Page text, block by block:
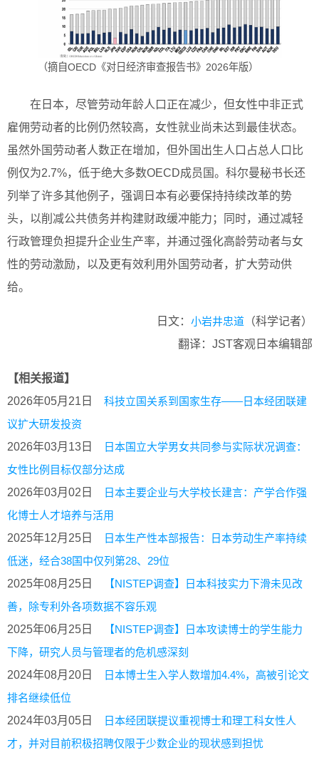
（摘自OECD《对日经济审查报告书》2026年版）
在日本，尽管劳动年龄人口正在减少，但女性中非正式
雇佣劳动者的比例仍然较高，女性就业尚未达到最佳状态。
虽然外国劳动者人数正在增加，但外国出生人口占总人口比
例仅为2.7%，低于绝大多数OECD成员国。科尔曼秘书长还
列举了许多其他例子，强调日本有必要保持持续改革的势
头，以削减公共债务并构建财政缓冲能力；同时，通过减轻
行政管理负担提升企业生产率，并通过强化高龄劳动者与女
性的劳动激励，以及更有效利用外国劳动者，扩大劳动供
给。
日文： 小岩井忠道 （科学记者）
翻译：JST客观日本编辑部
【相关报道】
2026年05月21日 科技立国关系到国家生存——日本经团联建
议扩大研发投资
2026年03月13日
日本国立大学男女共同参与实际状况调查：
女性比例目标仅部分达成
2026年03月02日
日本主要企业与大学校长建言：产学合作强
化博士人才培养与活用
2025年12月25日
日本生产性本部报告：日本劳动生产率持续
低迷，经合38国中仅列第28、29位
2025年08月25日
【NISTEP调查】日本科技实力下滑未见改
善，除专利外各项数据不容乐观
2025年06月25日
【NISTEP调查】日本攻读博士的学生能力
下降，研究人员与管理者的危机感深刻
2024年08月20日
日本博士生入学人数增加4.4%，高被引论文
排名继续低位
2024年03月05日
日本经团联提议重视博士和理工科女性人
才，并对目前积极招聘仅限于少数企业的现状感到担忧